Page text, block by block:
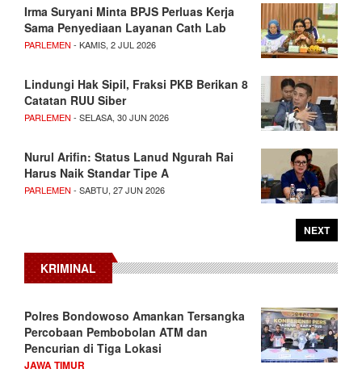
Irma Suryani Minta BPJS Perluas Kerja
Sama Penyediaan Layanan Cath Lab
PARLEMEN - KAMIS, 2 JUL 2026
Lindungi Hak Sipil, Fraksi PKB Berikan 8
Catatan RUU Siber
PARLEMEN - SELASA, 30 JUN 2026
Nurul Arifin: Status Lanud Ngurah Rai
Harus Naik Standar Tipe A
PARLEMEN - SABTU, 27 JUN 2026
NEXT
KRIMINAL
Polres Bondowoso Amankan Tersangka
Percobaan Pembobolan ATM dan
Pencurian di Tiga Lokasi
JAWA TIMUR